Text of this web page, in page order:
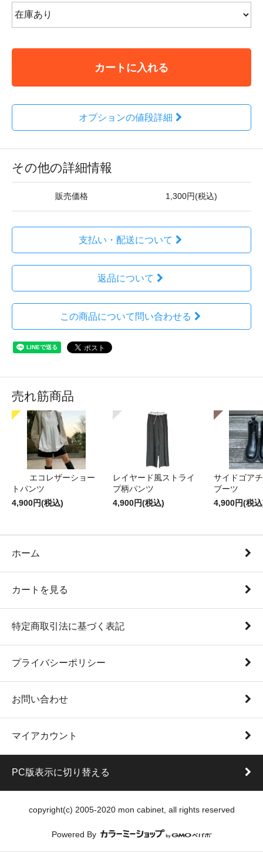
カートに入れる
オプションの値段詳細
その他の詳細情報
販売価格 1,300円(税込)
支払い・配送について
返品について
この商品について問い合わせる
売れ筋商品
エコレザーショー
トパンツ
4,900円(税込)
レイヤード風ストライ
プ柄パンツ
4,900円(税込)
サイドゴア
ブーツ
4,900円(税
ホーム
カートを見る
特定商取引法に基づく表記
プライバシーポリシー
お問い合わせ
マイアカウント
PC版表示に切り替える
copyright(c) 2005-2020 mon cabinet, all rights reserved
Powered By